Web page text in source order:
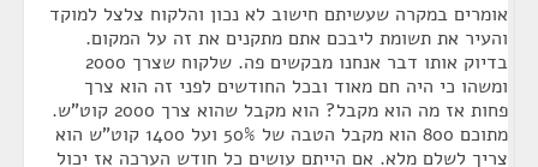
אומרים במקרה שעשיתם חישוב לא נכון והלקוח צלצל למוקד
והעיר את תשומת ליבכם אתם מתקנים את זה על המקום.
בדיוק אותו דבר אנחנו מבקשים פה. שלקוח שצרך 2000
ומשהו כי היה חם מאוד ובכל החודשים לפני זה הוא צרך
פחות אז מה הוא מקבל? הוא מקבל שהוא צרך 2000 קוט”ש.
מתוכם 800 הוא מקבל הטבה של 50% ועל 1400 קוט”ש הוא
צריך לשלם מלא. אם הייתם עושים כל חודש הערכה אז יכול